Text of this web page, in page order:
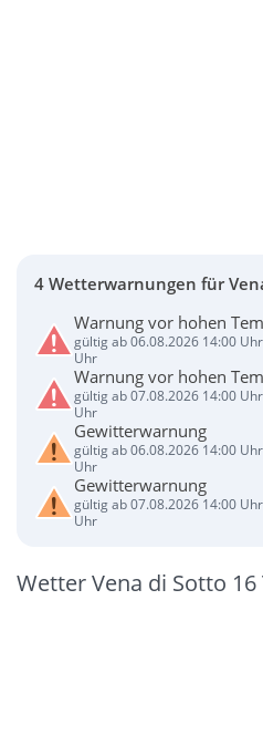
4 Wetterwarnungen für
Warnung vor hohen
gültig ab 06.08.2026 14:00
Uhr
Warnung vor hohen
gültig ab 07.08.2026 14:00
Uhr
Gewitterwarnung
gültig ab 06.08.2026 14:00
Uhr
Gewitterwarnung
gültig ab 07.08.2026 14:00
Uhr
Wetter Vena di Sotto 16